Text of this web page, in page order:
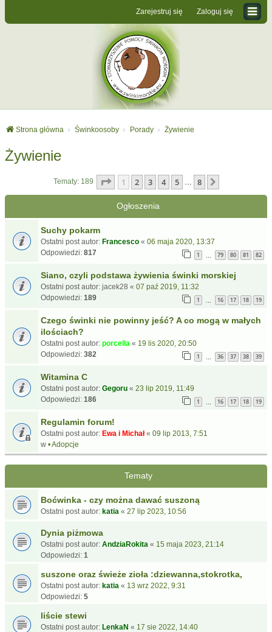
Zaloguj się
Zarejestruj się
Strona główna Świnkoosoby Porady Żywienie
Żywienie
Tematy: 189 Strona1 z8
1 2 3 4 5 … 8
Ogłoszenia
Suchy pokarm
Ostatni post autor: Francesco « 06 maja 2020, 13:37
Odpowiedzi: 817 1 79 80 81 82
Siano, czyli podstawa żywienia świnki morskiej
Ostatni post autor: jacek28 « 07 paź 2019, 11:32
Odpowiedzi: 189 1 16 17 18 19
Czego świnki nie powinny jeść? A co mogą w małych
ilościach?
Ostatni post autor: porcella « 19 lis 2020, 20:50
Odpowiedzi: 382 1 36 37 38 39
Witamina C
Ostatni post autor: Gegoru « 23 lip 2019, 11:49
Odpowiedzi: 186 1 16 17 18 19
Regulamin forum!
Ostatni post autor: Ewa i Michał« 09 lip 2013, 7:51
w • Adopcje
Tematy
Boćwinka - czy można dawać suszoną
Ostatni post autor: katia « 27 lip 2023, 10:56
Dynia piżmowa
Ostatni post autor: AndziaRokita « 15 maja 2023, 21:14
Odpowiedzi: 1
suszone oraz świeże zioła :dziewanna,stokrotka,
Ostatni post autor: katia « 13 wrz 2022, 9:31
Odpowiedzi: 5
liście stewi
Ostatni post autor: LenkaN « 17 sie 2022, 14:40